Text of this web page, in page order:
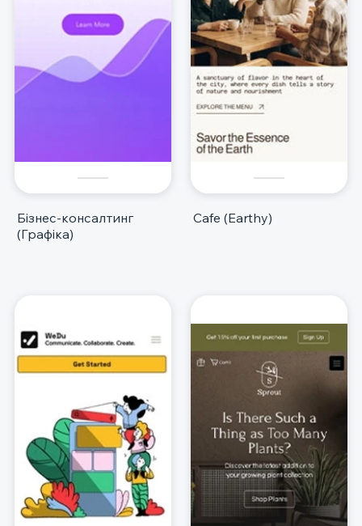
Бізнес-консалтинг
(Графіка)
Cafe (Earthy)